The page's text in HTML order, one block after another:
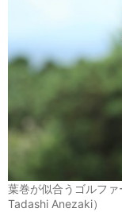
葉巻が似合うゴルフ
Tadashi Anezaki）